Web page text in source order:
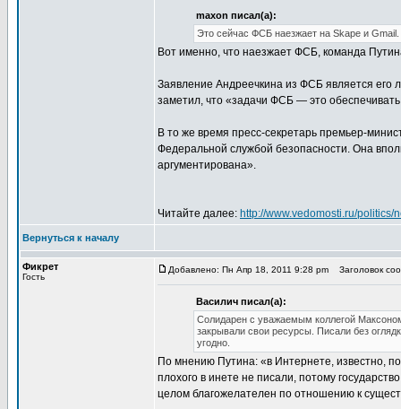
maxon писал(а):
Это сейчас ФСБ наезжает на Skape и Gmail.
Вот именно, что наезжает ФСБ, команда
Заявление Андреечкина из ФСБ является его
заметил, что «задачи ФСБ — это
В то же время пресс-секретарь премьер-
Федеральной службой безопасности. Она
аргументирована».
Читайте далее: http://www.vedomosti.ru/
Вернуться к началу
Фикрет
Гость
Добавлено: Пн Апр 18, 2011 9:28 pm Заголовок
Василич писал(а):
Солидарен с уважаемым коллегой
закрывали свои ресурсы. Писали без
угодно.
По мнению Путина: «в Интернете, известно,
плохого в инете не писали, потому
целом благожелателен по отношению к